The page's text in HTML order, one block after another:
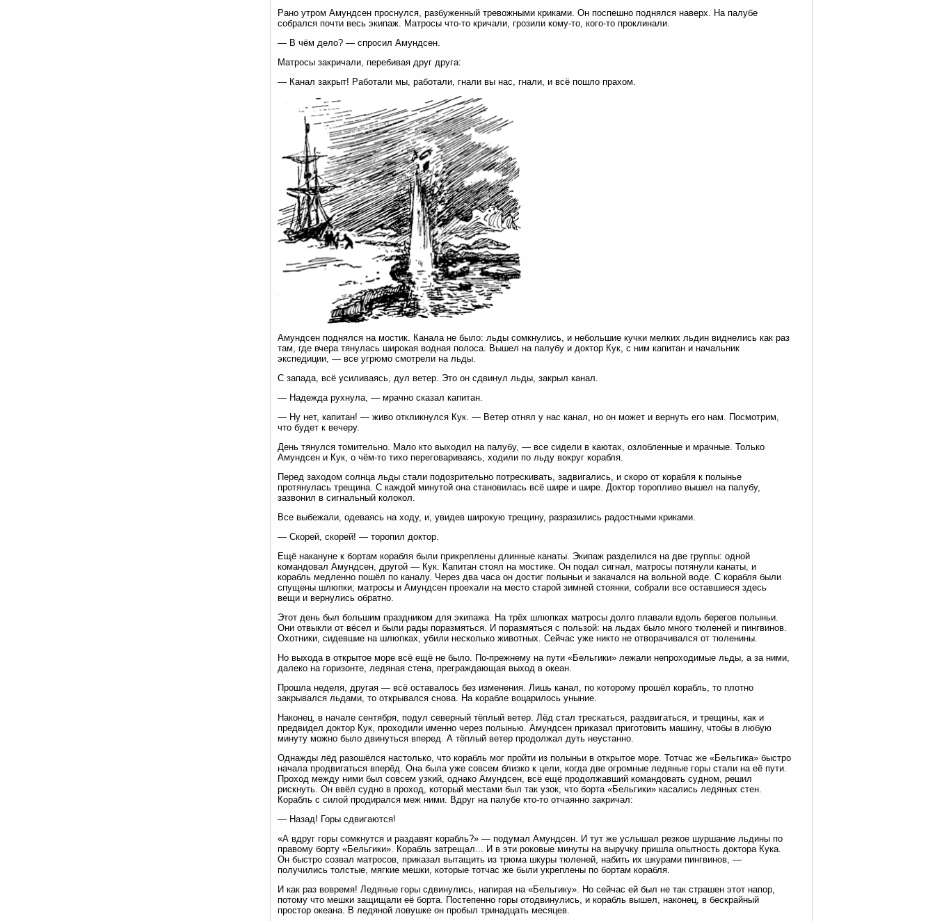
Рано утром Амундсен проснулся, разбуженный тревожными криками. Он поспешно поднялся наверх. На палубе
собрался почти весь экипаж. Матросы что-то кричали, грозили кому-то, кого-то проклинали.
— В чём дело? — спросил Амундсен.
Матросы закричали, перебивая друг друга:
— Канал закрыт! Работали мы, работали, гнали вы нас, гнали, и всё пошло прахом.
Амундсен поднялся на мостик. Канала не было: льды сомкнулись, и небольшие кучки мелких льдин виднелись как раз
там, где вчера тянулась широкая водная полоса. Вышел на палубу и доктор Кук, с ним капитан и начальник
экспедиции, — все угрюмо смотрели на льды.
С запада, всё усиливаясь, дул ветер. Это он сдвинул льды, закрыл канал.
— Надежда рухнула, — мрачно сказал капитан.
— Ну нет, капитан! — живо откликнулся Кук. — Ветер отнял у нас канал, но он может и вернуть его нам. Посмотрим,
что будет к вечеру.
День тянулся томительно. Мало кто выходил на палубу, — все сидели в каютах, озлобленные и мрачные. Только
Амундсен и Кук, о чём-то тихо переговариваясь, ходили по льду вокруг корабля.
Перед заходом солнца льды стали подозрительно потрескивать, задвигались, и скоро от корабля к полынье
протянулась трещина. С каждой минутой она становилась всё шире и шире. Доктор торопливо вышел на палубу,
зазвонил в сигнальный колокол.
Все выбежали, одеваясь на ходу, и, увидев широкую трещину, разразились радостными криками.
— Скорей, скорей! — торопил доктор.
Ещё накануне к бортам корабля были прикреплены длинные канаты. Экипаж разделился на две группы: одной
командовал Амундсен, другой — Кук. Капитан стоял на мостике. Он подал сигнал, матросы потянули канаты, и
корабль медленно пошёл по каналу. Через два часа он достиг полыньи и закачался на вольной воде. С корабля были
спущены шлюпки; матросы и Амундсен проехали на место старой зимней стоянки, собрали все оставшиеся здесь
вещи и вернулись обратно.
Этот день был большим праздником для экипажа. На трёх шлюпках матросы долго плавали вдоль берегов полыньи.
Они отвыкли от вёсел и были рады поразмяться. И поразмяться с пользой: на льдах было много тюленей и пингвинов.
Охотники, сидевшие на шлюпках, убили несколько животных. Сейчас уже никто не отворачивался от тюленины.
Но выхода в открытое море всё ещё не было. По-прежнему на пути «Бельгики» лежали непроходимые льды, а за ними,
далеко на горизонте, ледяная стена, преграждающая выход в океан.
Прошла неделя, другая — всё оставалось без изменения. Лишь канал, по которому прошёл корабль, то плотно
закрывался льдами, то открывался снова. На корабле воцарилось уныние.
Наконец, в начале сентября, подул северный тёплый ветер. Лёд стал трескаться, раздвигаться, и трещины, как и
предвидел доктор Кук, проходили именно через полынью. Амундсен приказал приготовить машину, чтобы в любую
минуту можно было двинуться вперед. А тёплый ветер продолжал дуть неустанно.
Однажды лёд разошёлся настолько, что корабль мог пройти из полыньи в открытое море. Тотчас же «Бельгика» быстро
начала продвигаться вперёд. Она была уже совсем близко к цели, когда две огромные ледяные горы стали на её пути.
Проход между ними был совсем узкий, однако Амундсен, всё ещё продолжавший командовать судном, решил
рискнуть. Он ввёл судно в проход, который местами был так узок, что борта «Бельгики» касались ледяных стен.
Корабль с силой продирался меж ними. Вдруг на палубе кто-то отчаянно закричал:
— Назад! Горы сдвигаются!
«А вдруг горы сомкнутся и раздавят корабль?» — подумал Амундсен. И тут же услышал резкое шуршание льдины по
правому борту «Бельгики». Корабль затрещал... И в эти роковые минуты на выручку пришла опытность доктора Кука.
Он быстро созвал матросов, приказал вытащить из трюма шкуры тюленей, набить их шкурами пингвинов, —
получились толстые, мягкие мешки, которые тотчас же были укреплены по бортам корабля.
И как раз вовремя! Ледяные горы сдвинулись, напирая на «Бельгику». Но сейчас ей был не так страшен этот напор,
потому что мешки защищали её борта. Постепенно горы отодвинулись, и корабль вышел, наконец, в бескрайный
простор океана. В ледяной ловушке он пробыл тринадцать месяцев.